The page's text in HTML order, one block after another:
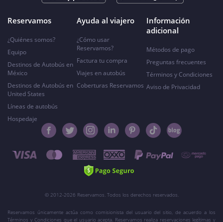
Reservamos
¿Quiénes somos?
Equipo
Destinos de Autobús en
México
Destinos de Autobús en
United States
Líneas de autobús
Hospedaje
Ayuda al viajero
¿Cómo usar
Reservamos?
Factura tu compra
Viajes en autobús
Coberturas Reservamos
Información
adicional
Métodos de pago
Preguntas frecuentes
Términos y Condiciones
Aviso de Privacidad
© 2012-2026 Reservamos. Todos los derechos reservados.
Reservamos únicamente actúa como comisionista del usuario del sitio, de acuerdo a los
Términos y Condiciones que el usuario acepta. Reservamos realiza reservaciones legítimas y